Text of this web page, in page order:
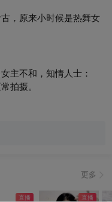
，原来小时候是热舞女
主不和，知情人士：
拍摄。
更多